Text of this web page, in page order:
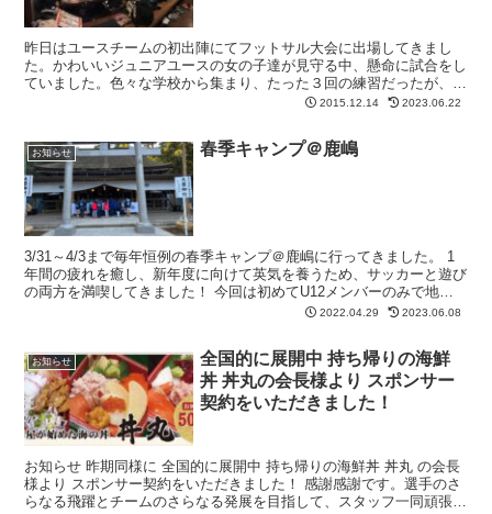
昨日はユースチームの初出陣にてフットサル大会に出場してきまし
た。かわいいジュニアユースの女の子達が見守る中、懸命に試合をし
ていました。色々な学校から集まり、たった３回の練習だったが、あ
っと言う間になかよくなりました。サッカーとフットサルの違...
2015.12.14 2023.06.22
お知らせ 春季キャンプ＠鹿嶋
3/31～4/3まで毎年恒例の春季キャンプ＠鹿嶋に行ってきました。 1
年間の疲れを癒し、新年度に向けて英気を養うため、サッカーと遊び
の両方を満喫してきました！ 今回は初めてU12メンバーのみで地元
2022.04.29 2023.06.08
お知らせ
全国的に展開中 持ち帰りの海鮮
丼 丼丸の会長様より スポンサー
契約をいただきました！
お知らせ 昨期同様に 全国的に展開中 持ち帰りの海鮮丼 丼丸 の会長
様より スポンサー契約をいただきました！ 感謝感謝です。選手のさ
らなる飛躍とチームのさらなる発展を目指して、スタッフ一同頑張り